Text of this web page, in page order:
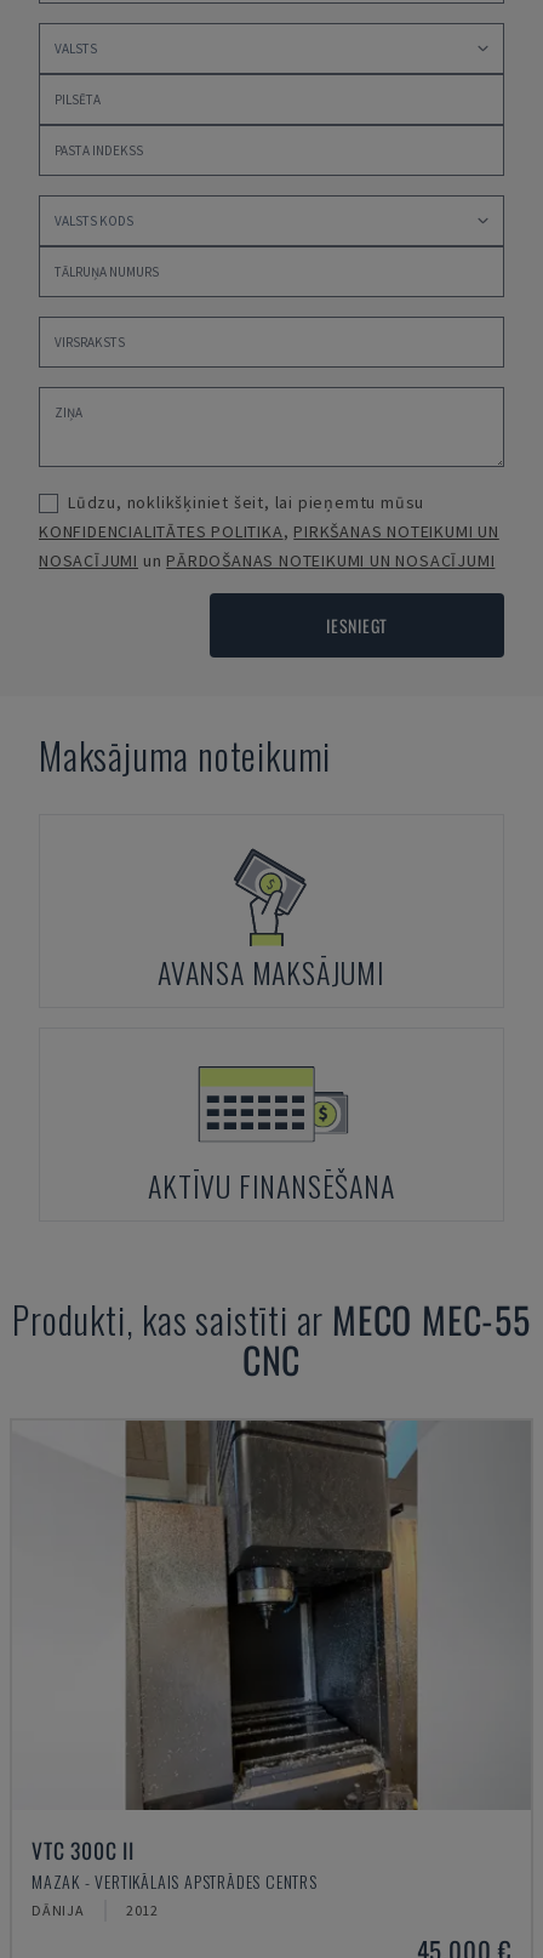
Lūdzu, noklikšķiniet šeit, lai pieņemtu mūsu
KONFIDENCIALITĀTES POLITIKA, PIRKŠANAS NOTEIKUMI UN
NOSACĪJUMI un PĀRDOŠANAS NOTEIKUMI UN NOSACĪJUMI
IESNIEGT
Maksājuma noteikumi
AVANSA MAKSĀJUMI
AKTĪVU FINANSĒŠANA
Produkti, kas saistīti ar MECO MEC-55
CNC
VTC 300C II
MAZAK - VERTIKĀLAIS APSTRĀDES CENTRS
DĀNIJA 2012
45.000 €